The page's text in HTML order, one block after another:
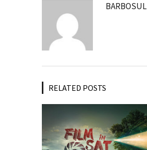
BARBOSUL
RELATED POSTS